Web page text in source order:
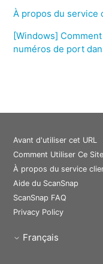
À propos du service
[Windows]
numéros de port
Avant d'utiliser cet URL
Comment Utiliser Ce Site
À propos du service
Aide du ScanSnap
ScanSnap FAQ
Privacy Policy
Français